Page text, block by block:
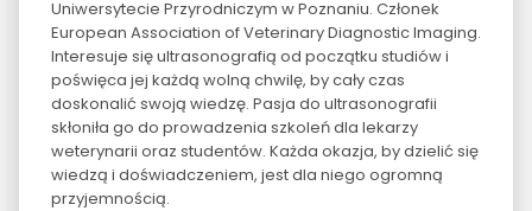
Uniwersytecie Przyrodniczym w Poznaniu. Członek
European Association of Veterinary Diagnostic Imaging.
Interesuje się ultrasonografią od początku studiów i
poświęca jej każdą wolną chwilę, by cały czas
doskonalić swoją wiedzę. Pasja do ultrasonografii
skłoniła go do prowadzenia szkoleń dla lekarzy
weterynarii oraz studentów. Każda okazja, by dzielić się
wiedzą i doświadczeniem, jest dla niego ogromną
przyjemnością.